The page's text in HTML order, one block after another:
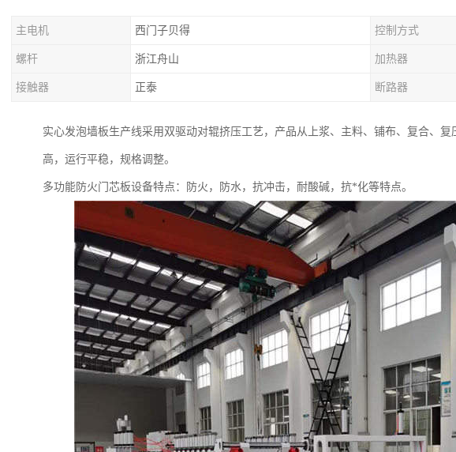
主电机 西门子贝得 控制方式
螺杆 浙江舟山 加热器
接触器 正泰 断路器
实心发泡墙板生产线采用双驱动对辊挤压工艺，产品从上浆、主料、铺布、复合、
高，运行平稳，规格调整。
多功能防火门芯板设备特点：防火，防水，抗冲击，耐酸碱，抗*化等特点。